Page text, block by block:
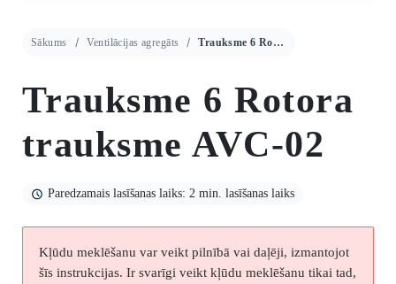
Lietuvių kalba
Sākums Ventilācijas agregāts Trauksme 6 Rotora trauksme AVC-02
Trauksme 6 Rotora
trauksme AVC-02
Paredzamais lasīšanas laiks: 2 min. lasīšanas laiks
Kļūdu meklēšanu var veikt pilnībā vai daļēji, izmantojot
šīs instrukcijas. Ir svarīgi veikt kļūdu meklēšanu tikai tad,